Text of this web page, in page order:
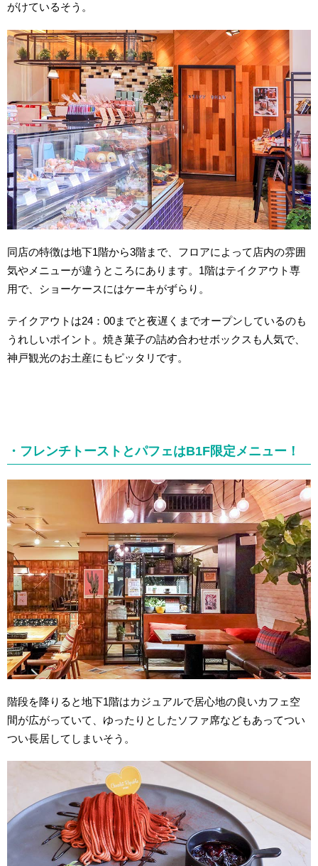
がけているそう。
同店の特徴は地下1階から3階まで、フロアによって店内の雰囲
気やメニューが違うところにあります。1階はテイクアウト専
用で、ショーケースにはケーキがずらり。
テイクアウトは24：00までと夜遅くまでオープンしているのも
うれしいポイント。焼き菓子の詰め合わせボックスも人気で、
神戸観光のお土産にもピッタリです。
・フレンチトーストとパフェはB1F限定メニュー！
階段を降りると地下1階はカジュアルで居心地の良いカフェ空
間が広がっていて、ゆったりとしたソファ席などもあってつい
つい長居してしまいそう。